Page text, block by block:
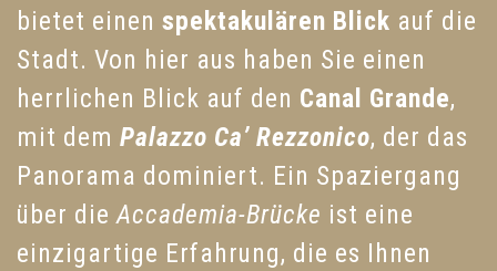
bietet einen spektakulären Blick auf die
Stadt. Von hier aus haben Sie einen
herrlichen Blick auf den Canal Grande,
mit dem Palazzo Ca’ Rezzonico, der das
Panorama dominiert. Ein Spaziergang
über dieAccademia-Brücke ist eine
einzigartige Erfahrung, die es Ihnen